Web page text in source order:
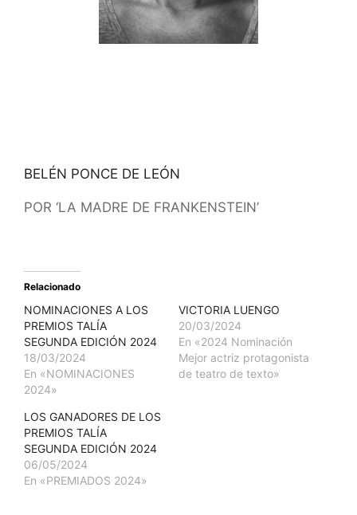
BELÉN PONCE DE LEÓN
POR ‘LA MADRE DE FRANKENSTEIN’
Relacionado
NOMINACIONES A LOS
PREMIOS TALÍA
SEGUNDA EDICIÓN 2024
18/03/2024
En «NOMINACIONES
2024»
VICTORIA LUENGO
20/03/2024
En «2024 Nominación
Mejor actriz protagonista
de teatro de texto»
LOS GANADORES DE LOS
PREMIOS TALÍA
SEGUNDA EDICIÓN 2024
06/05/2024
En «PREMIADOS 2024»